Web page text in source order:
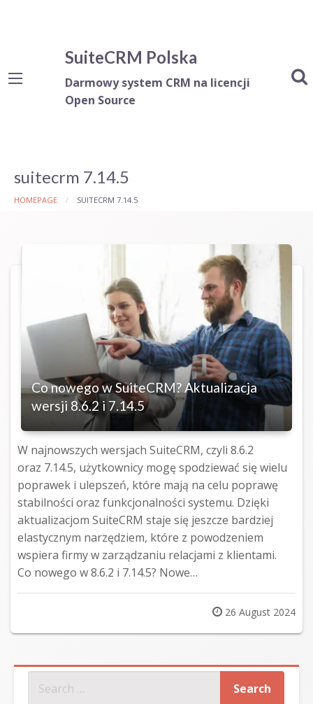
SuiteCRM Polska
Darmowy system CRM na licencji
Open Source
suitecrm 7.14.5
HOMEPAGE SUITECRM 7.14.5
Co nowego w SuiteCRM? Aktualizacja
wersji 8.6.2 i 7.14.5
W najnowszych wersjach SuiteCRM, czyli 8.6.2
oraz 7.14.5, użytkownicy mogę spodziewać się wielu
poprawek i ulepszeń, które mają na celu poprawę
stabilności oraz funkcjonalności systemu. Dzięki
aktualizacjom SuiteCRM staje się jeszcze bardziej
elastycznym narzędziem, które z powodzeniem
wspiera firmy w zarządzaniu relacjami z klientami.
Co nowego w 8.6.2 i 7.14.5? Nowe…
Posted
on
26 August 2024